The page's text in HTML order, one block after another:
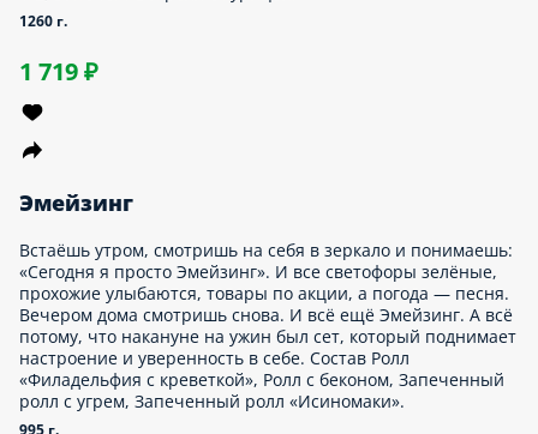
горячего краба новая напарница — нежная креветка. В их
морепродуктов на страже голода. Состав Ролл «Горячий
снежным крабом.
805 г.
Киберсет
Теплый сет с хрустящим темпурным роллом с курицей и
тремя разными запеченными роллами: со «снежным крабом»,
нежным угрем и сочной курицей. Состав Запеченный ролл
«Исиномаки», Темпурный ролл с курицей, Запеченный ролл с
курицей, Запеченный ролл с угрем.
1035 г.